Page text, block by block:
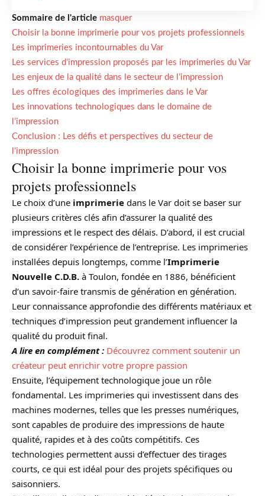
Sommaire de l'article masquer
Choisir la bonne imprimerie pour vos projets professionnels
Les imprimeries incontournables du Var
Les services d’impression proposés par les imprimeries du Var
Les enjeux de la qualité dans le secteur de l’impression
Les offres écologiques des imprimeries dans le Var
Les innovations technologiques dans le domaine de
l’impression
Conclusion : Les défis et perspectives du secteur de
l’impression
Choisir la bonne imprimerie pour vos
projets professionnels
Le choix d’une imprimerie dans le Var doit se baser sur
plusieurs critères clés afin d’assurer la qualité des
impressions et le respect des délais. D’abord, il est crucial
de considérer l’expérience de l’entreprise. Les imprimeries
installées depuis longtemps, comme l’Imprimerie
Nouvelle C.D.B. à Toulon, fondée en 1886, bénéficient
d’un savoir-faire transmis de génération en génération.
Leur connaissance approfondie des différents matériaux et
techniques d’impression peut grandement influencer la
qualité du produit final.
A lire en complément : Découvrez comment soutenir un
créateur peut enrichir votre propre passion
Ensuite, l’équipement technologique joue un rôle
fondamental. Les imprimeries qui investissent dans des
machines modernes, telles que les presses numériques,
sont capables de produire des impressions de haute
qualité, rapides et à des coûts compétitifs. Ces
technologies permettent aussi d’effectuer des tirages
courts, ce qui est idéal pour des projets spécifiques ou
saisonniers.